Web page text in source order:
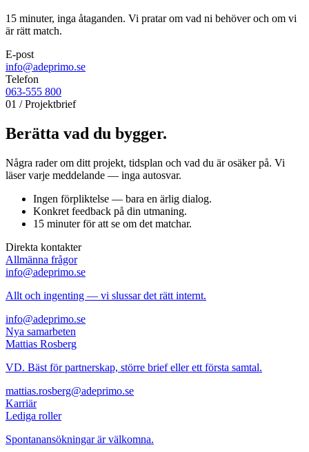
15 minuter, inga åtaganden. Vi pratar om vad ni behöver och om vi
är rätt match.
E-post
info@adeprimo.se
Telefon
063-555 800
01 / Projektbrief
Berätta vad du bygger.
Några rader om ditt projekt, tidsplan och vad du är osäker på. Vi
läser varje meddelande — inga autosvar.
Ingen förpliktelse — bara en ärlig dialog.
Konkret feedback på din utmaning.
15 minuter för att se om det matchar.
Direkta kontakter
Allmänna frågor
info@adeprimo.se
Allt och ingenting — vi slussar det rätt internt.
info@adeprimo.se
Nya samarbeten
Mattias Rosberg
VD. Bäst för partnerskap, större brief eller ett första samtal.
mattias.rosberg@adeprimo.se
Karriär
Lediga roller
Spontanansökningar är välkomna.